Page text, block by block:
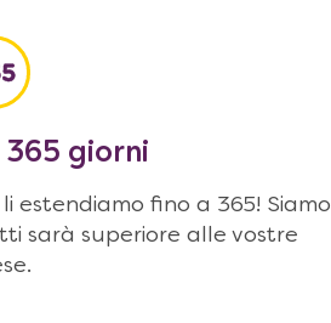
365 giorni
estendiamo fino a 365! Siamo
sarà superiore alle vostre